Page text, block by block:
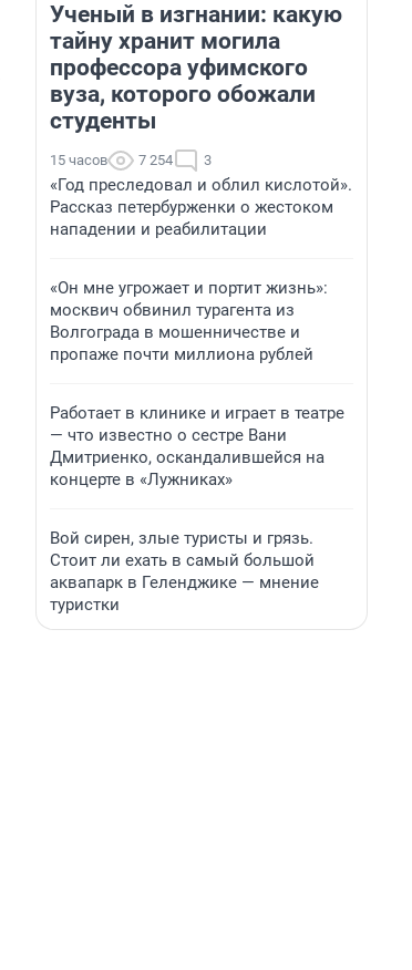
Ученый в изгнании: какую
тайну хранит могила
профессора уфимского
вуза, которого обожали
студенты
15 часов 7 254 3
«Год преследовал и облил кислотой».
Рассказ петербурженки о жестоком
нападении и реабилитации
«Он мне угрожает и портит жизнь»:
москвич обвинил турагента из
Волгограда в мошенничестве и
пропаже почти миллиона рублей
Работает в клинике и играет в театре
— что известно о сестре Вани
Дмитриенко, оскандалившейся на
концерте в «Лужниках»
Вой сирен, злые туристы и грязь.
Стоит ли ехать в самый большой
аквапарк в Геленджике — мнение
туристки